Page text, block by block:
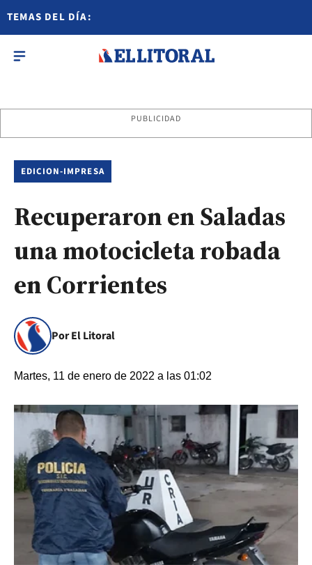
TEMAS DEL DÍA:
PUBLICIDAD
EDICION-IMPRESA
Recuperaron en Saladas
una motocicleta robada
en Corrientes
Por El Litoral
Martes, 11 de enero de 2022 a las 01:02